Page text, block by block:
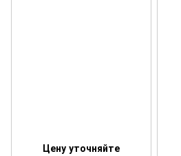
Цену уточняйте